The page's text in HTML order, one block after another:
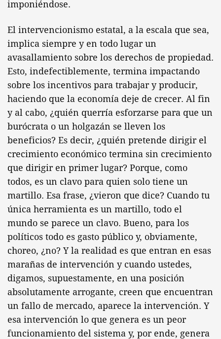
imponiéndose.
El intervencionismo estatal, a la escala que sea,
implica siempre y en todo lugar un
avasallamiento sobre los derechos de propiedad.
Esto, indefectiblemente, termina impactando
sobre los incentivos para trabajar y producir,
haciendo que la economía deje de crecer. Al fin
y al cabo, ¿quién querría esforzarse para que un
burócrata o un holgazán se lleven los
beneficios? Es decir, ¿quién pretende dirigir el
crecimiento económico termina sin crecimiento
que dirigir en primer lugar? Porque, como
todos, es un clavo para quien solo tiene un
martillo. Esa frase, ¿vieron que dice? Cuando tu
única herramienta es un martillo, todo el
mundo se parece un clavo. Bueno, para los
políticos todo es gasto público y, obviamente,
choreo, ¿no? Y la realidad es que entran en esas
marañas de intervención y cuando ustedes,
digamos, supuestamente, en una posición
absolutamente arrogante, creen que encuentran
un fallo de mercado, aparece la intervención. Y
esa intervención lo que genera es un peor
funcionamiento del sistema y, por ende, genera